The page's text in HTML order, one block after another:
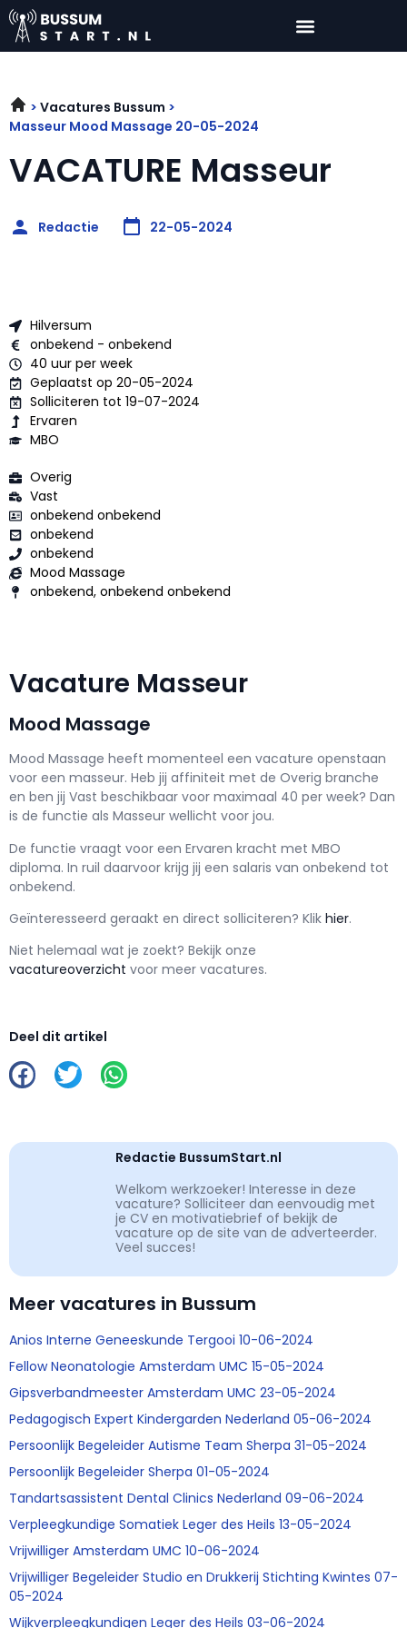
Vacatures Bussum
Masseur Mood Massage 20-05-2024
VACATURE Masseur
Redactie 22-05-2024
Hilversum
onbekend - onbekend
40 uur per week
Geplaatst op 20-05-2024
Solliciteren tot 19-07-2024
Ervaren
MBO
Overig
Vast
onbekend onbekend
onbekend
onbekend
Mood Massage
onbekend, onbekend onbekend
Vacature Masseur
Mood Massage
Mood Massage heeft momenteel een vacature openstaan
voor een masseur. Heb jij affiniteit met de Overig branche
en ben jij Vast beschikbaar voor maximaal 40 per week? Dan
is de functie als Masseur wellicht voor jou.
De functie vraagt voor een Ervaren kracht met MBO
diploma. In ruil daarvoor krijg jij een salaris van onbekend tot
onbekend.
Geïnteresseerd geraakt en direct solliciteren? Klik hier.
Niet helemaal wat je zoekt? Bekijk onze
vacatureoverzicht voor meer vacatures.
Deel dit artikel
Redactie BussumStart.nl
Welkom werkzoeker! Interesse in deze
vacature? Solliciteer dan eenvoudig met
je CV en motivatiebrief of bekijk de
vacature op de site van de adverteerder.
Veel succes!
Meer vacatures in Bussum
Anios Interne Geneeskunde Tergooi 10-06-2024
Fellow Neonatologie Amsterdam UMC 15-05-2024
Gipsverbandmeester Amsterdam UMC 23-05-2024
Pedagogisch Expert Kindergarden Nederland 05-06-2024
Persoonlijk Begeleider Autisme Team Sherpa 31-05-2024
Persoonlijk Begeleider Sherpa 01-05-2024
Tandartsassistent Dental Clinics Nederland 09-06-2024
Verpleegkundige Somatiek Leger des Heils 13-05-2024
Vrijwilliger Amsterdam UMC 10-06-2024
Vrijwilliger Begeleider Studio en Drukkerij Stichting Kwintes 07-
05-2024
Wijkverpleegkundigen Leger des Heils 03-06-2024